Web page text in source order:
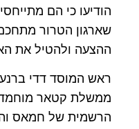
הודיעו כי הם
שארגון הטרור
ההצעה ולהטיל את
ראש המוסד דדי
ממשלת קטאר
הרשמית של חמאס